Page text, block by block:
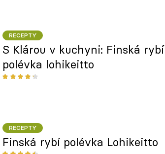
RECEPTY
S Klárou v kuchyni: Finská rybí
polévka lohikeitto
RECEPTY
Finská rybí polévka Lohikeitto